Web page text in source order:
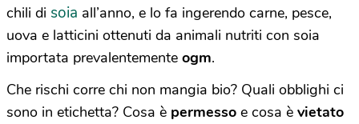
chili di soia all’anno, e lo fa ingerendo carne, pesce,
uova e latticini ottenuti da animali nutriti con soia
importata prevalentemente ogm.
Che rischi corre chi non mangia bio? Quali obblighi ci
sono in etichetta? Cosa è permesso e cosa è vietato